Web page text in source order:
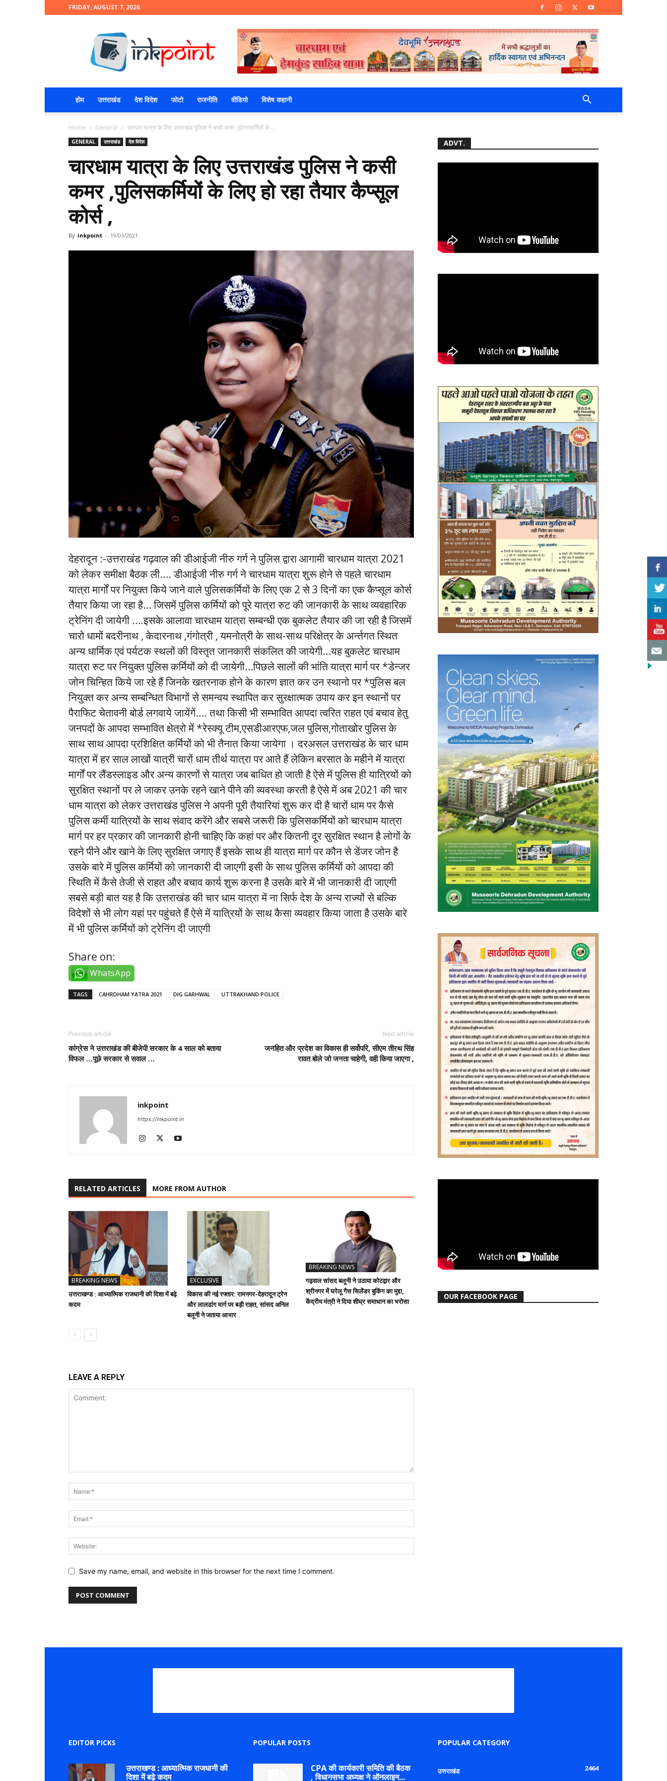
FRIDAY, AUGUST 7, 2026
होम उत्तराखंड देश विदेश फोटो राजनीति वीडियो विशेष कहानी
Home General चारधाम यात्रा के लिए उत्तराखंड पुलिस ने कसी कमर ,पुलिसकर्मियों के...
GENERAL उत्तराखंड देश विदेश
चारधाम यात्रा के लिए उत्तराखंड पुलिस ने कसी
कमर ,पुलिसकर्मियों के लिए हो रहा तैयार कैप्सूल
कोर्स ,
By inkpoint - 19/03/2021
देहरादून :-उत्तराखंड गढ़वाल की डीआईजी नीरु गर्ग ने पुलिस द्वारा आगामी चारधाम यात्रा 2021
को लेकर समीक्षा बैठक ली…. डीआईजी नीरु गर्ग ने चारधाम यात्रा शुरू होने से पहले चारधाम
यात्रा मार्गों पर नियुक्त किये जाने वाले पुलिसकर्मियों के लिए एक 2 से 3 दिनों का एक कैप्सूल कोर्स
तैयार किया जा रहा है… जिसमें पुलिस कर्मियों को पूरे यात्रा रुट की जानकारी के साथ व्यवहारिक
ट्रेनिंग दी जायेगी ….इसके आलावा चारधाम यात्रा सम्बन्धी एक बुकलेट तैयार की जा रही है जिसमें
चारो धामों बदरीनाथ , केदारनाथ ,गंगोत्री , यमनोत्री के साथ-साथ परिक्षेत्र के अर्न्तगत स्थित
अन्य धार्मिक एवं पर्यटक स्थलों की विस्तृत जानकारी संकलित की जायेगी…यह बुकलेट चारधाम
यात्रा रुट पर नियुक्त पुलिस कर्मियों को दी जायेगी…पिछले सालों की भांति यात्रा मार्ग पर *डेन्जर
जोन चिन्हित किये जा रहे हैं जिनके खतरनाक होने के कारण ज्ञात कर उन स्थानो पर *पुलिस बल
नियुक्त कर अन्य सम्बन्धित विभागों से समन्वय स्थापित कर सुरक्षात्मक उपाय कर इन स्थानों पर
पैराफिट चेतावनी बोर्ड लगवाये जायेंगें…. तथा किसी भी सम्भावित आपदा त्वरित राहत एवं बचाव हेतु
जनपदों के आपदा सम्भावित क्षेत्रो में *रेस्क्यू टीम,एसडीआरएफ,जल पुलिस,गोताखोर पुलिस के
साथ साथ आपदा प्रशिक्षित कर्मियों को भी तैनात किया जायेगा । दरअसल उत्तराखंड के चार धाम
यात्रा में हर साल लाखों यात्री चारों धाम तीर्थ यात्रा पर आते हैं लेकिन बरसात के महीने में यात्रा
मार्गों पर लैंडस्लाइड और अन्य कारणों से यात्रा जब बाधित हो जाती है ऐसे में पुलिस ही यात्रियों को
सुरक्षित स्थानों पर ले जाकर उनके रहने खाने पीने की व्यवस्था करती है ऐसे में अब 2021 की चार
धाम यात्रा को लेकर उत्तराखंड पुलिस ने अपनी पूरी तैयारियां शुरू कर दी है चारों धाम पर कैसे
पुलिस कर्मी यात्रियों के साथ संवाद करेंगे और सबसे जरूरी कि पुलिसकर्मियों को चारधाम यात्रा
मार्ग पर हर प्रकार की जानकारी होनी चाहिए कि कहां पर और कितनी दूर सुरक्षित स्थान है लोगों के
रहने पीने और खाने के लिए सुरक्षित जगाए हैं इसके साथ ही यात्रा मार्ग पर कौन से डेंजर जोन है
उसके बारे में पुलिस कर्मियों को जानकारी दी जाएगी इसी के साथ पुलिस कर्मियों को आपदा की
स्थिति में कैसे तेजी से राहत और बचाव कार्य शुरू करना है उसके बारे में भी जानकारी दी जाएगी
सबसे बड़ी बात यह है कि उत्तराखंड की चार धाम यात्रा में ना सिर्फ देश के अन्य राज्यों से बल्कि
विदेशों से भी लोग यहां पर पहुंचते हैं ऐसे में यात्रियों के साथ कैसा व्यवहार किया जाता है उसके बारे
में भी पुलिस कर्मियों को ट्रेनिंग दी जाएगी
Share on:
WhatsApp
TAGS CAHRDHAM YATRA 2021 DIG GARHWAL UTTRAKHAND POLICE
Previous article
कांग्रेस ने उत्तराखंड की बीजेपी सरकार के 4 साल को बताया
विफल …पूछे सरकार से सवाल …
Next article
जनहित और प्रदेश का विकास ही सर्वोपरि, सीएम तीरथ सिंह
रावत बोले जो जनता चाहेगी, वही किया जाएगा ,
inkpoint
https://inkpoint.in
RELATED ARTICLES MORE FROM AUTHOR
BREAKING NEWS
उत्तराखण्ड : आध्यात्मिक राजधानी की दिशा में बढ़े
कदम
EXCLUSIVE
विकास की नई रफ्तार: रामनगर-देहरादून ट्रेन
और लालढांग मार्ग पर बड़ी राहत, सांसद अनिल
बलूनी ने जताया आभार
BREAKING NEWS
गढ़वाल सांसद बलूनी ने उठाया कोटद्वार और
श्रीनगर में घरेलू गैस सिलेंडर बुकिंग का मुद्दा,
केंद्रीय मंत्री ने दिया शीघ्र समाधान का भरोसा
LEAVE A REPLY
Save my name, email, and website in this browser for the next time I comment.
ADVT.
OUR FACEBOOK PAGE
EDITOR PICKS
उत्तराखण्ड : आध्यात्मिक राजधानी की
दिशा में बढ़े कदम
POPULAR POSTS
CPA की कार्यकारी समिति की बैठक
, विधानसभा अध्यक्ष ने ऑनलाइन...
POPULAR CATEGORY
उत्तराखंड
2464